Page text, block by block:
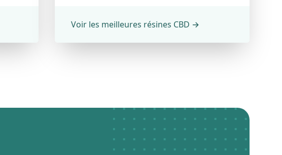
Voir les meilleures résines CBD →